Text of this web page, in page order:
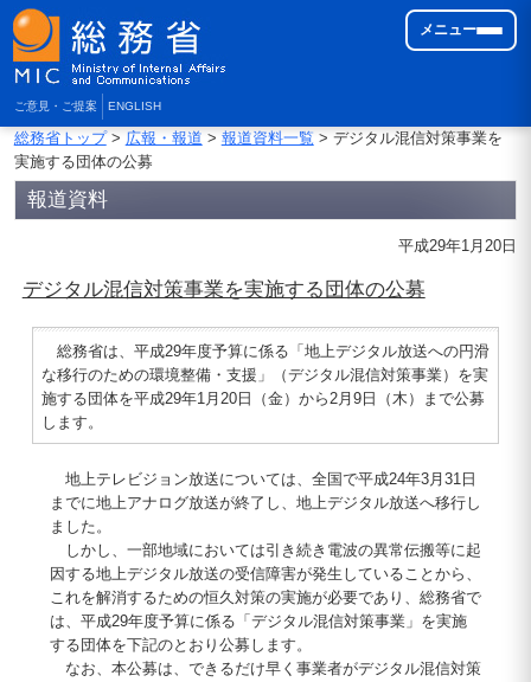
ご意見・ご提案 ENGLISH
メニュー
総務省トップ> 広報・報道 > 報道資料一覧> デジタル混信対策事業を
実施する団体の公募
報道資料
平成29年1月20日
デジタル混信対策事業を実施する団体の公募
総務省は、平成29年度予算に係る「地上デジタル放送への円滑
な移行のための環境整備・支援」（デジタル混信対策事業）を実
施する団体を平成29年1月20日（金）から2月9日（木）まで公募
します。
地上テレビジョン放送については、全国で平成24年3月31日
までに地上アナログ放送が終了し、地上デジタル放送へ移行し
ました。
しかし、一部地域においては引き続き電波の異常伝搬等に起
因する地上デジタル放送の受信障害が発生していることから、
これを解消するための恒久対策の実施が必要であり、総務省で
は、平成29年度予算に係る「デジタル混信対策事業」を実施
する団体を下記のとおり公募します。
なお、本公募は、できるだけ早く事業者がデジタル混信対策